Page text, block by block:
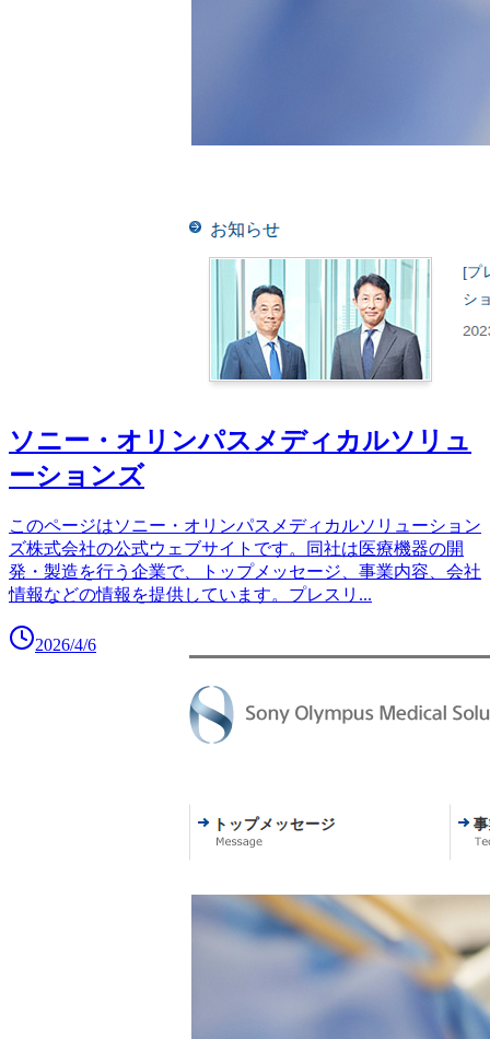
ソニー・オリンパスメディカルソリュ
ーションズ
このページはソニー・オリンパスメディカルソリューション
ズ株式会社の公式ウェブサイトです。同社は医療機器の開
発・製造を行う企業で、トップメッセージ、事業内容、会社
情報などの情報を提供しています。プレスリ ...
2026/4/6